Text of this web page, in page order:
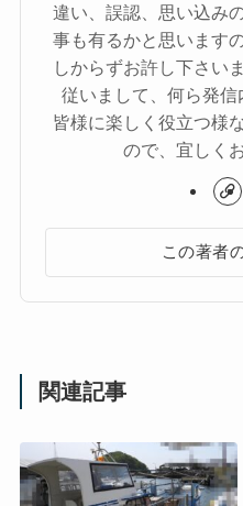
違い、誤認、思い込み
事も有るかと思います
しからずお許し下さい
従いまして、何ら発信
皆様に楽しく役立つ様
ので、宜しく
この著者
関連記事